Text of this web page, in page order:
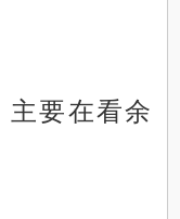
要在看余